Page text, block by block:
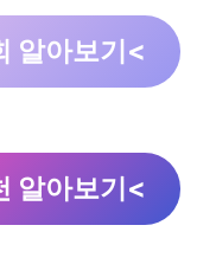
알아보기<
알아보기<